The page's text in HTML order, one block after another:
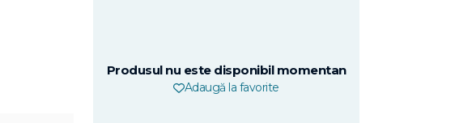
Produsul nu este disponibil momentan
Adaugă la favorite